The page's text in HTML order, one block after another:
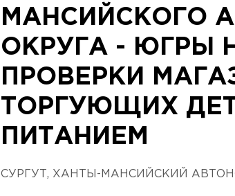
МАНСИЙСКОГО
ОКРУГА - ЮГРЫ
ПРОВЕРКИ
ТОРГУЮЩИХ
ПИТАНИЕМ
СУРГУТ, ХАНТЫ-МАНСИЙСКИЙ